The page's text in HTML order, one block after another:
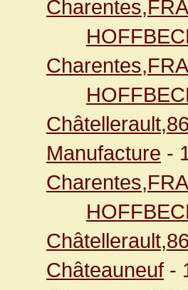
Manufacture -
Châteauneuf -